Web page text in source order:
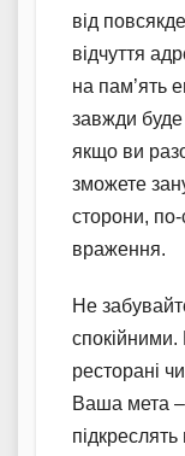
від
відчуття
на пам’ять
завжди
якщо ви
зможете
сторони, по-
враження.
Не
спокійними.
ресторані
Ваша мета –
підкреслять